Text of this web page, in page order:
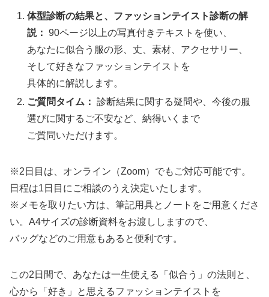
体型診断の結果と、ファッションテイスト診断の解
説： 90ページ以上の写真付きテキストを使い、
あなたに似合う服の形、丈、素材、アクセサリー、
そして好きなファッションテイストを
具体的に解説します。
ご質問タイム： 診断結果に関する疑問や、今後の服
選びに関するご不安など、納得いくまで
ご質問いただけます。
※2日目は、オンライン（Zoom）でもご対応可能です。
日程は1日目にご相談のうえ決定いたします。
※メモを取りたい方は、筆記用具とノートをご用意くださ
い。A4サイズの診断資料をお渡ししますので、
バッグなどのご用意もあると便利です。
この2日間で、あなたは一生使える「似合う」の法則と、
心から「好き」と思えるファッションテイストを